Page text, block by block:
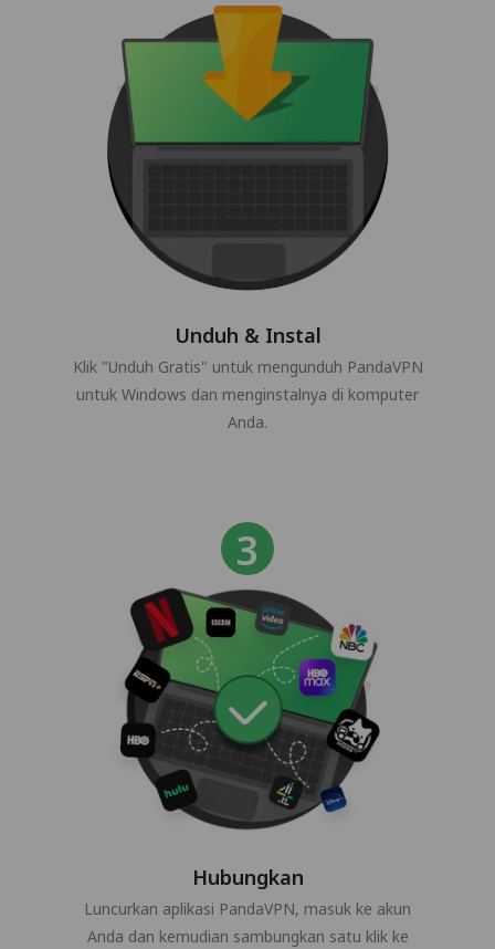
Unduh & Instal
Klik "Unduh Gratis" untuk mengunduh PandaVPN
untuk Windows dan menginstalnya di komputer
Anda.
Hubungkan
Luncurkan aplikasi PandaVPN, masuk ke akun
Anda dan kemudian sambungkan satu klik ke